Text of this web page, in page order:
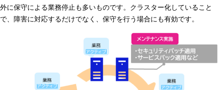
外に保守による業務停止も多いものです。クラスター化していること
で、障害に対応するだけでなく、保守を行う場合にも有効です。